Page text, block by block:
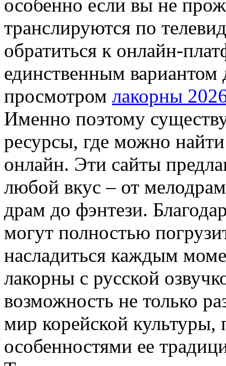
особенно если вы не
транслируются по
обратиться к онлайн-
единственным вариантом
просмотром лакорны
Именно поэтому
ресурсы, где можно
онлайн. Эти сайты
любой вкус – от
драм до фэнтези.
могут полностью
насладиться каждым
лакорны с русской
возможность не только
мир корейской культуры,
особенностями ее